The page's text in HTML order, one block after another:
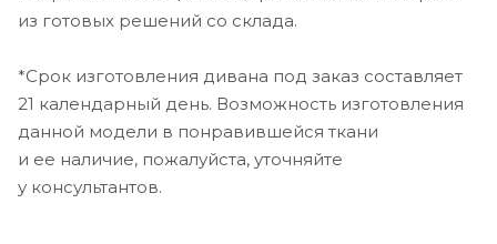
из готовых решений со склада.
*Срок изготовления дивана под заказ составляет
21 календарный день. Возможность изготовления
данной модели в понравившейся ткани
и ее наличие, пожалуйста, уточняйте
у консультантов.